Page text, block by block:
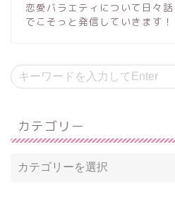
恋愛バラエティについて日々
でこそっと発信していきます！
カテゴリー